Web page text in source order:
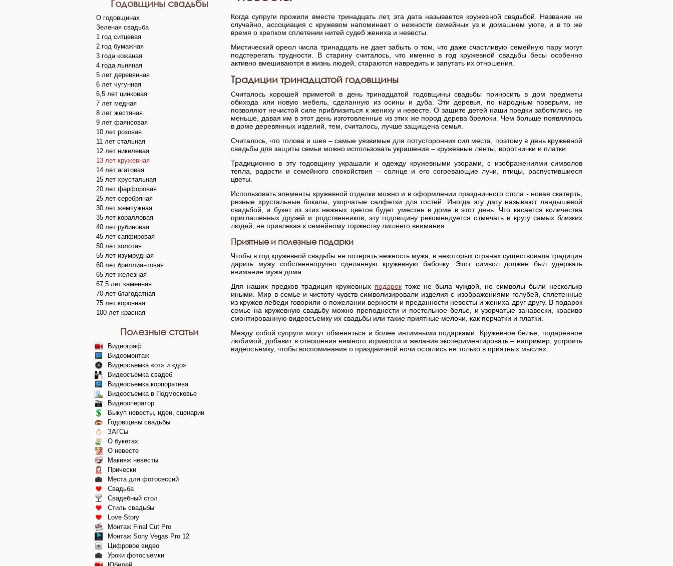
Когда супруги прожили вместе тринадцать лет, эта дата называется кружевной свадьбой. Название не
случайно, ассоциация с кружевом напоминает о нежности семейных уз и домашнем уюте, и в то же
время о крепком сплетении нитей судеб жениха и невесты.
Мистический ореол числа тринадцать не дает забыть о том, что даже счастливую семейную пару могут
подстерегать трудности. В старину считалось, что именно в год кружевной свадьбы бесы особенно
активно вмешиваются в жизнь людей, стараются навредить и запутать их отношения.
Традиции тринадцатой годовщины
Считалось хорошей приметой в день тринадцатой годовщины свадьбы приносить в дом предметы
обихода или новую мебель, сделанную из осины и дуба. Эти деревья, по народным поверьям, не
позволяют нечистой силе приблизиться к жениху и невесте. О защите детей наши предки заботились не
меньше, давая им в этот день изготовленные из этих же пород дерева брелоки. Чем больше появлялось
в доме деревянных изделий, тем, считалось, лучше защищена семья.
Считалось, что голова и шея – самые уязвимые для потусторонних сил места, поэтому в день кружевной
свадьбы для защиты семьи можно использовать украшения – кружевные ленты, воротнички и платки.
Традиционно в эту годовщину украшали и одежду кружевными узорами, с изображениями символов
тепла, радости и семейного спокойствия – солнце и его согревающие лучи, птицы, распустившиеся
цветы.
Использовать элементы кружевной отделки можно и в оформлении праздничного стола - новая скатерть,
резные хрустальные бокалы, узорчатые салфетки для гостей. Иногда эту дату называют ландышевой
свадьбой, и букет из этих нежных цветов будет уместен в доме в этот день. Что касается количества
приглашенных друзей и родственников, эту годовщину рекомендуется отмечать в кругу самых близких
людей, не привлекая к семейному торжеству лишнего внимания.
Приятные и полезные подарки
Чтобы в год кружевной свадьбы не потерять нежность мужа, в некоторых странах существовала традиция
дарить мужу собственноручно сделанную кружевную бабочку. Этот символ должен был удержать
внимание мужа дома.
Для наших предков традиция кружевных подароктоже не была чуждой, но символы были несколько
иными. Мир в семье и чистоту чувств символизировали изделия с изображениями голубей, сплетенные
из кружев лебеди говорили о пожелании верности и преданности невесты и жениха друг другу. В подарок
семье на кружевную свадьбу можно преподнести и постельное белье, и узорчатые занавески, красиво
смонтированную видеосъемку их свадьбы или такие приятные мелочи, как перчатки и платки.
Между собой супруги могут обменяться и более интимными подарками. Кружевное белье, подаренное
любимой, добавит в отношения немного игривости и желания экспериментировать – например, устроить
видеосъемку, чтобы воспоминания о праздничной ночи остались не только в приятных мыслях.
Годовщины свадьбы
О годовщинах
Зеленая свадьба
1 год ситцевая
2 год бумажная
3 года кожаная
4 года льняная
5 лет деревянная
6 лет чугунная
6,5 лет цинковая
7 лет медная
8 лет жестяная
9 лет фаянсовая
10 лет розовая
11 лет стальная
12 лет никелевая
13 лет кружевная
14 лет агатовая
15 лет хрустальная
20 лет фарфоровая
25 лет серебряная
30 лет жемчужная
35 лет коралловая
40 лет рубиновая
45 лет сапфировая
50 лет золотая
55 лет изумрудная
60 лет бриллиантовая
65 лет железная
67,5 лет каменная
70 лет благодатная
75 лет коронная
100 лет красная
Полезные статьи
Видеограф
Видеомонтаж
Видеосъемка «от» и «до»
Видеосъемка свадеб
Видеосъемка корпоратива
Видеосъемка в Подмосковье
Видеооператор
Выкуп невесты, идеи, сценарии
Годовщины свадьбы
ЗАГСы
О букетах
О невесте
Макияж невесты
Прически
Места для фотосессий
Свадьба
Свадебный стол
Стиль свадьбы
Love Story
Монтаж Final Cut Pro
Монтаж Sony Vegas Pro 12
Цифровое видео
Уроки фотосъёмки